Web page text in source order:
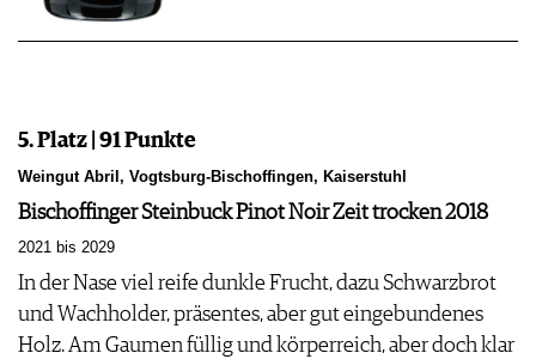
5. Platz | 91 Punkte
Weingut Abril, Vogtsburg-Bischoffingen, Kaiserstuhl
Bischoffinger Steinbuck Pinot Noir Zeit trocken 2018
2021 bis 2029
In der Nase viel reife dunkle Frucht, dazu Schwarzbrot
und Wachholder, präsentes, aber gut eingebundenes
Holz. Am Gaumen füllig und körperreich, aber doch klar